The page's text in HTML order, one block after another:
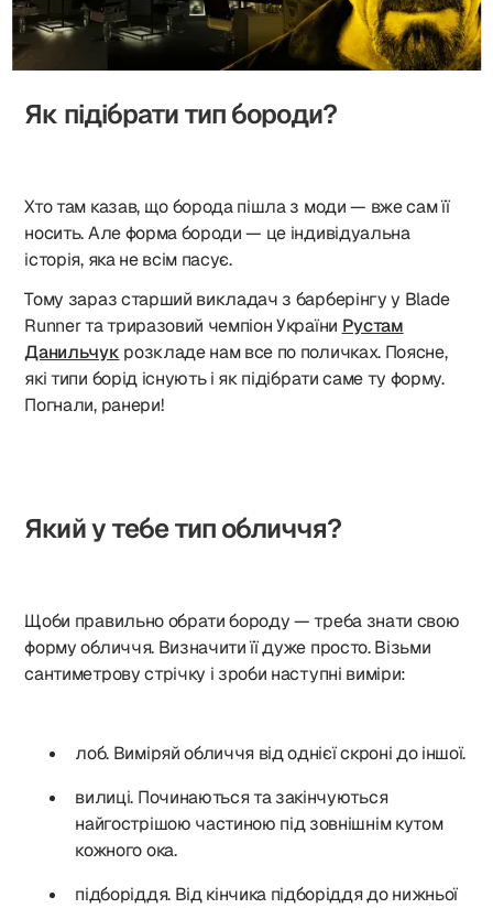
Як підібрати тип бороди?
Хто там казав, що борода пішла з моди — вже сам її
носить. Але форма бороди — це індивідуальна
історія, яка не всім пасує.
Тому зараз старший викладач з барберінгу у Blade
Runner та триразовий чемпіон України Рустам
Данильчук розкладе нам все по поличках. Поясне,
які типи борід існують і як підібрати саме ту форму.
Погнали, ранери!
Який у тебе тип обличчя?
Щоби правильно обрати бороду — треба знати свою
форму обличчя. Визначити її дуже просто. Візьми
сантиметрову стрічку і зроби наступні виміри:
лоб. Виміряй обличчя від однієї скроні до іншої.
вилиці. Починаються та закінчуються
найгострішою частиною під зовнішнім кутом
кожного ока.
підборіддя. Від кінчика підборіддя до нижньої